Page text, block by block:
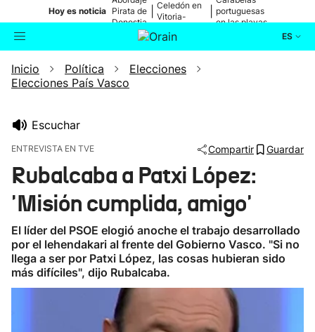
Hoy es noticia Pirata de
Donostia
Celedón en
Vitoria-
portuguesas
en las playas
ES
Buscador Actualidad
Ikusmiran
Eguraldia
Inicio Política
Elecciones
Elecciones País Vasco
Escuchar
ENTREVISTA EN TVE Compartir Guardar
Rubalcaba a Patxi López:
'Misión cumplida, amigo'
El líder del PSOE elogió anoche el trabajo desarrollado
por el lehendakari al frente del Gobierno Vasco. "Si no
llega a ser por Patxi López, las cosas hubieran sido
más difíciles", dijo Rubalcaba.